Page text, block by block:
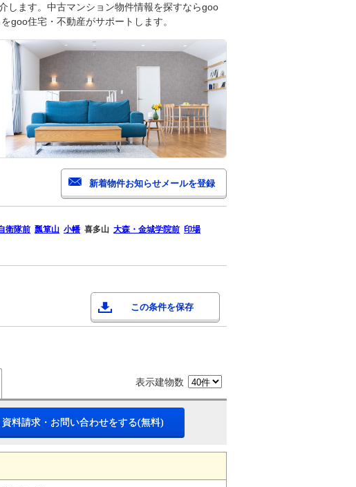
します。中古マンション物件情報を探すならgoo
goo住宅・不動産がサポートします。
衛隊前 瓢箪山 小幡 喜多山 大森・金城学院前 印場
この条件を保存
表示建物数
資料請求・お問い合わせをする(無料)